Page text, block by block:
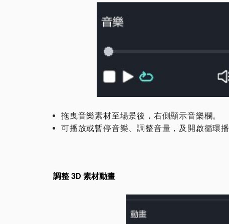
拖曳音樂素材至場景後，右側顯示音樂欄。
可播放或暫停音樂、調整音量，及開啟循環
調整 3D 素材動畫